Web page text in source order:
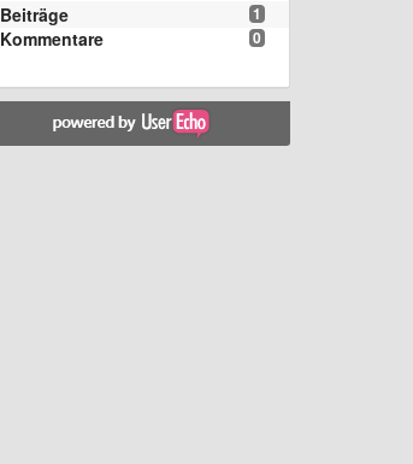
1
Beiträge
0
Kommentare